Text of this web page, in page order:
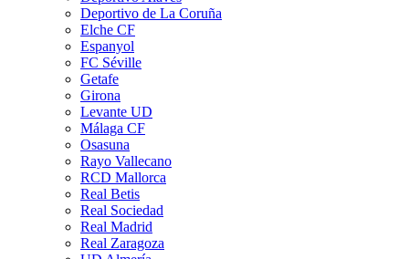
Deportivo de La Coruña
Elche CF
Espanyol
FC Séville
Getafe
Girona
Levante UD
Málaga CF
Osasuna
Rayo Vallecano
RCD Mallorca
Real Betis
Real Sociedad
Real Madrid
Real Zaragoza